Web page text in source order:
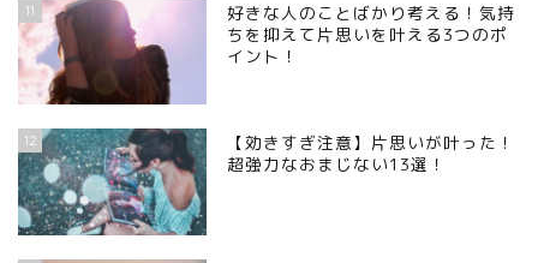
11
好きな人のことばかり考える！気持
ちを抑えて片思いを叶える3つのポ
イント！
12
【効きすぎ注意】片思いが叶った！
超強力なおまじない13選！